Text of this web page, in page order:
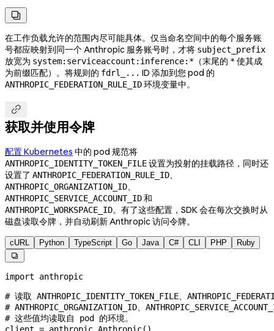

在工作负载允许的范围内尽可能具体。仅当命名空间中的每个服务账
号都应映射到同一个 Anthropic 服务账号时，才将 subject_prefix
放宽为 system:serviceaccount:inference:* （末尾的 *使其成
为前缀匹配）。将规则的 fdrl_... ID 添加到您 pod 的
ANTHROPIC_FEDERATION_RULE_ID环境变量中。

获取并使用令牌
配置 Kubernetes 中的 pod 规范将
ANTHROPIC_IDENTITY_TOKEN_FILE设置为投射的挂载路径，同时还
设置了 ANTHROPIC_FEDERATION_RULE_ID、
ANTHROPIC_ORGANIZATION_ID、
ANTHROPIC_SERVICE_ACCOUNT_ID和
ANTHROPIC_WORKSPACE_ID。有了这些配置，SDK 会在每次交换时从
磁盘读取令牌，并自动刷新 Anthropic 访问令牌。
cURL Python TypeScript Go Java C# CLI PHP Ruby

import anthropic
# 读取 ANTHROPIC_IDENTITY_TOKEN_FILE、
# ANTHROPIC_ORGANIZATION_ID、
# 这些值均读取自 pod 的环境。